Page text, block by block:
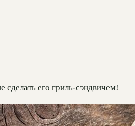
его гриль-сэндвичем!